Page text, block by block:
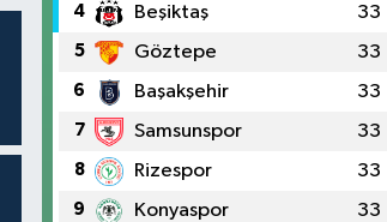
4 Beşiktaş 33
5 Göztepe 33
6 Başakşehir 33
7 Samsunspor 33
8 Rizespor 33
9 Konyaspor 33